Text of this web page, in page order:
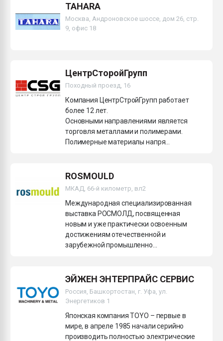
TAHARA
Москва, Андроновское шоссе, дом 26, стр.
9, офис 18
ЦентрСторойГрупп
Походный проезд, 16
Компания ЦентрСтройГрупп работает
более 12 лет.
Основными направлениями является
торговля металлами и полимерами.
Полимерные материалы напря...
ROSMOULD
МКАД, 66-й километр, вл2
Международная специализированная
выставка РОСМОЛД, посвященная
новым и уже практически освоенным
достижениям отечественной и
зарубежной промышленно...
ЭЙЖЕН ЭНТЕРПРАЙС СЕРВИС
Россия, Башкортостан, г. Уфа, ул.
Энергетиков 1
Японская компания TOYO – первые в
мире, в апреле 1985 начали серийно
производить полностью электрические